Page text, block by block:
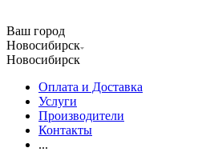
Ваш город
Новосибирск
Новосибирск
Оплата и Доставка
Услуги
Производители
Контакты
...